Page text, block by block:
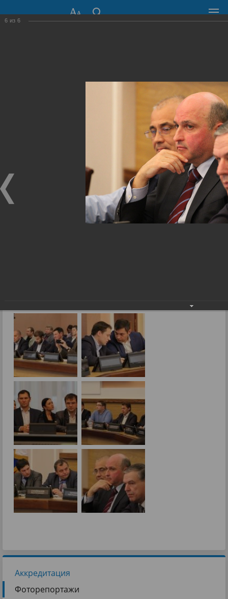
630099, г. Новосибирск, Красный проспект, 34
Общественная приемная
Фоторепортажи
›
Аккредитация
Фоторепортажи
6 из 6